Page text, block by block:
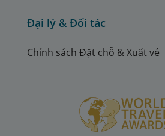
Đại lý & Đối tác
Chính sách Đặt chỗ & Xuất vé